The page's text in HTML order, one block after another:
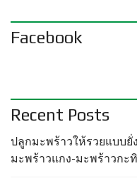
Facebook
Recent Posts
ปลูกมะพร้าวให้รวยแบบยั่
มะพร้าวแกง-มะพร้าวกะ